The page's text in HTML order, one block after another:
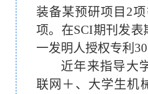
装备某预研项目2
项。在SCI期刊发
一发明人授权专利30
近年来指导大
联网＋、大学生机
113500.
https://doi.org/
(TOP Journal , Q1,
[3] Feng, N.,
J. (2023). A novel
奖 优秀指导教师
国际学术组织
1)The 4th
New Materials,